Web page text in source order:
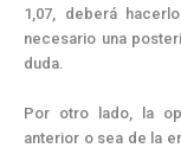
1,07, deberá
necesario una
duda.
Por otro lado, la
anterior o sea de la